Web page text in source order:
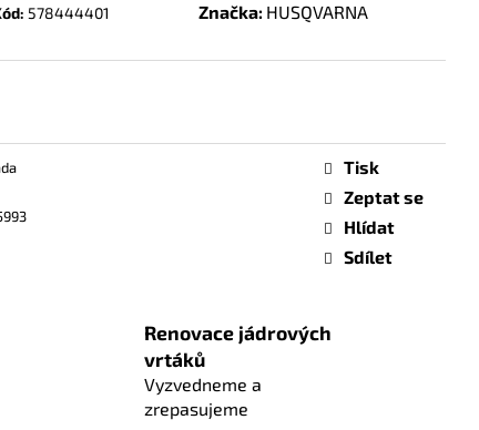
578444401 Značka: HUSQVARNA
Tisk
Zeptat se
Hlídat
Sdílet
Renovace jádrových
vrtáků
Vyzvedneme a
zrepasujeme